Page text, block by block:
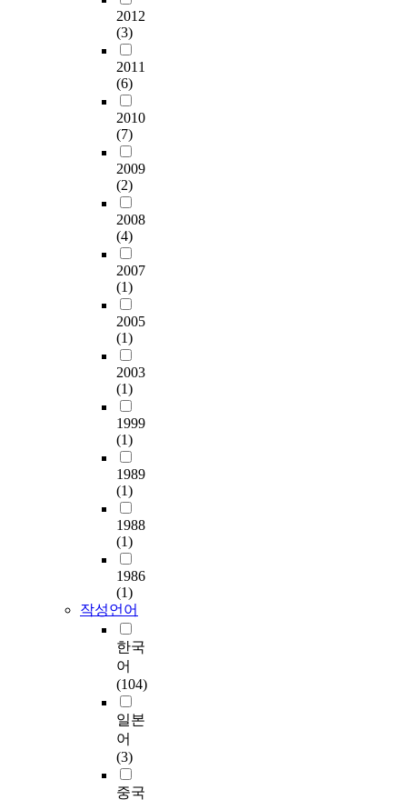
2012
(3)
2011
(6)
2010
(7)
2009
(2)
2008
(4)
2007
(1)
2005
(1)
2003
(1)
1999
(1)
1989
(1)
1988
(1)
1986
(1)
작성언어
한국
어
(104)
일본
어
(3)
중국